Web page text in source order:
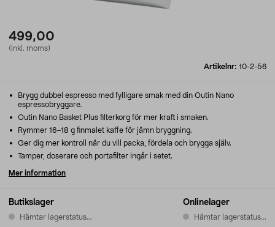
499,00
(inkl. moms)
Artikelnr: 10-2-56
Butikslager
Hämtar lagerstatus...
Onlinelager
Hämtar lagerstatus...
Brygg dubbel espresso med fylligare smak med din Outin Nano
espressobryggare.
Outin Nano Basket Plus filterkorg för mer kraft i smaken.
Rymmer 16–18 g finmalet kaffe för jämn bryggning.
Ger dig mer kontroll när du vill packa, fördela och brygga själv.
Tamper, doserare och portafilter ingår i setet.
Mer information